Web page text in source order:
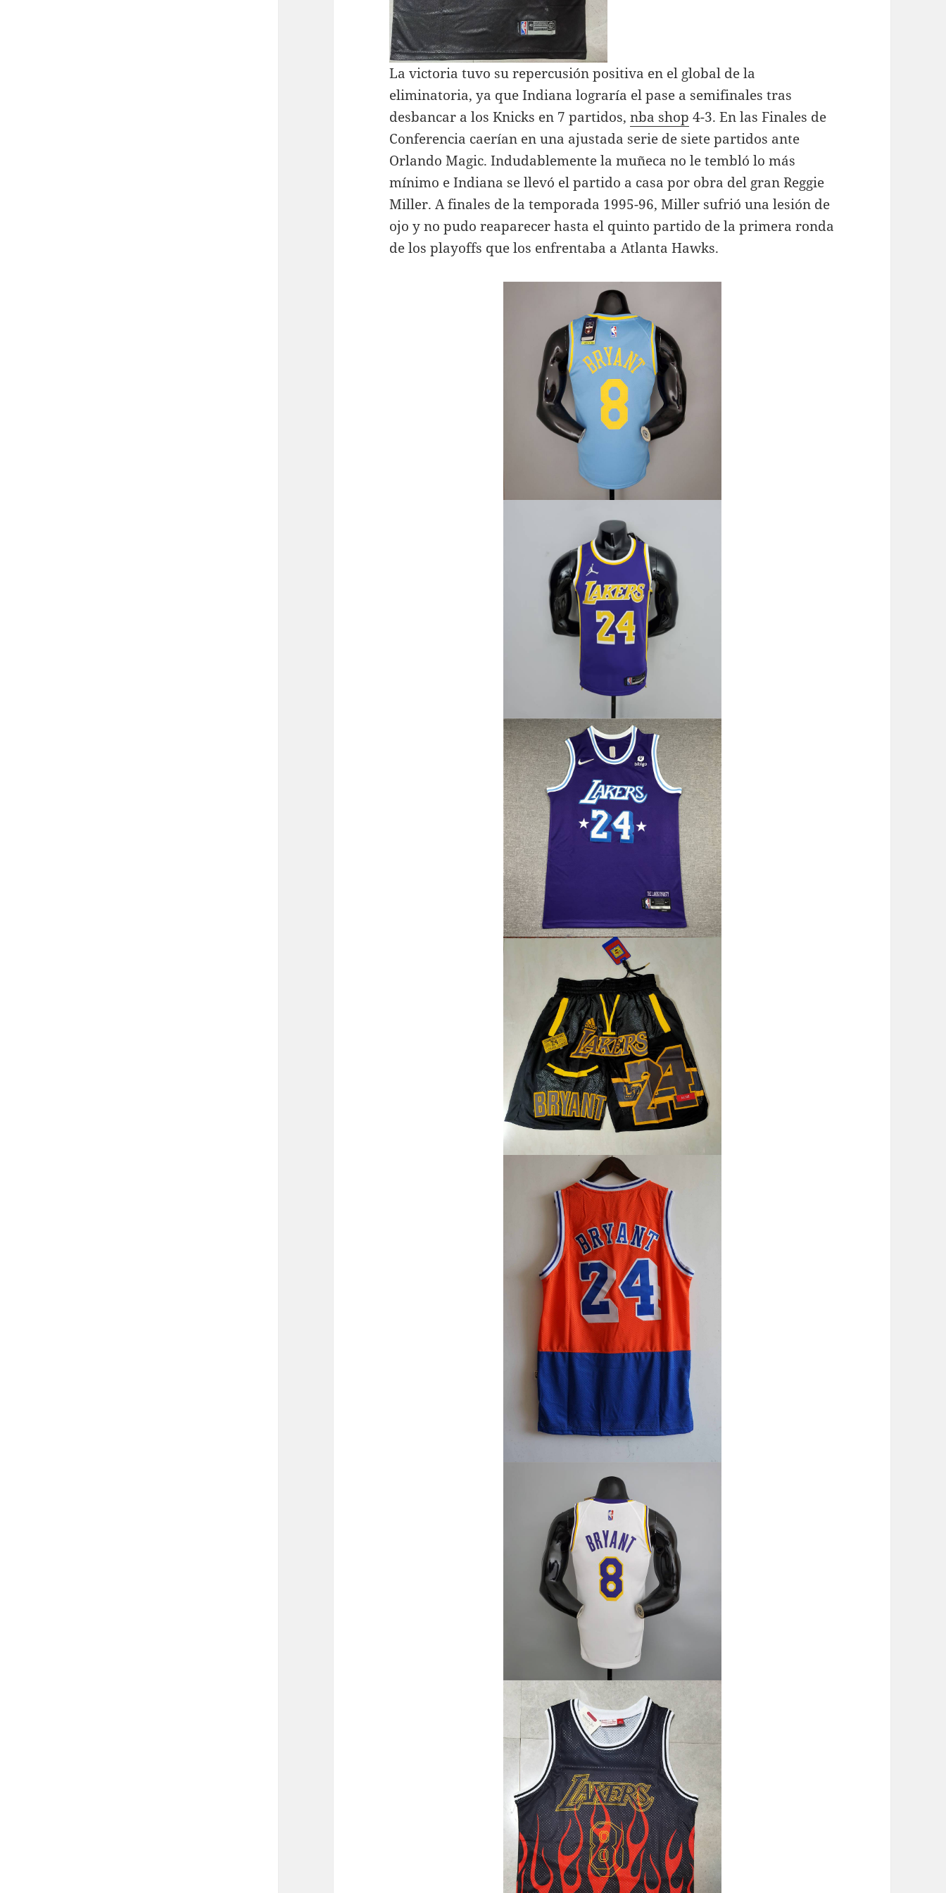
La victoria tuvo su repercusión positiva en el global de la
eliminatoria, ya que Indiana lograría el pase a semifinales tras
desbancar a los Knicks en 7 partidos,nba shop 4-3. En las Finales de
Conferencia caerían en una ajustada serie de siete partidos ante
Orlando Magic. Indudablemente la muñeca no le tembló lo más
mínimo e Indiana se llevó el partido a casa por obra del gran Reggie
Miller. A finales de la temporada 1995-96, Miller sufrió una lesión de
ojo y no pudo reaparecer hasta el quinto partido de la primera ronda
de los playoffs que los enfrentaba a Atlanta Hawks.